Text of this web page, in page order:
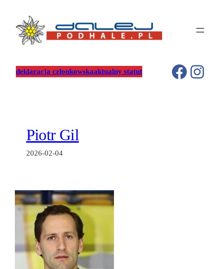
treści
deklaracja członkowskaaktualny statut
Piotr Gil
2026-02-04